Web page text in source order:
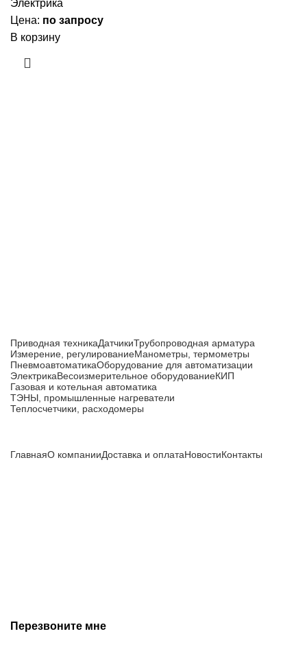
Электрика
Цена: по запросу
В корзину
Приводная техникаДатчикиТрубопроводная арматура
Измерение, регулированиеМанометры, термометры
ПневмоавтоматикаОборудование для автоматизации
ЭлектрикаВесоизмерительное оборудованиеКИП
Газовая и котельная автоматика
ТЭНЫ, промышленные нагреватели
Теплосчетчики, расходомеры
ГлавнаяО компанииДоставка и оплатаНовостиКонтакты
Перезвоните мне